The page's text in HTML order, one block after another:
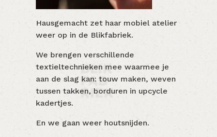
Hausgemacht zet haar mobiel atelier
weer op in de Blikfabriek.
We brengen verschillende
textieltechnieken mee waarmee je
aan de slag kan: touw maken, weven
tussen takken, borduren in upcycle
kadertjes.
En we gaan weer houtsnijden.